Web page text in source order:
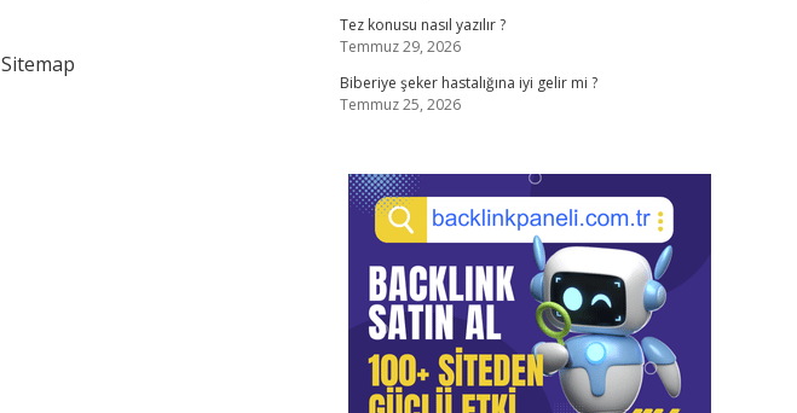
Sitemap
Tez konusu nasıl yazılır ?
Temmuz 29, 2026
Biberiye şeker hastalığına iyi gelir mi ?
Temmuz 25, 2026